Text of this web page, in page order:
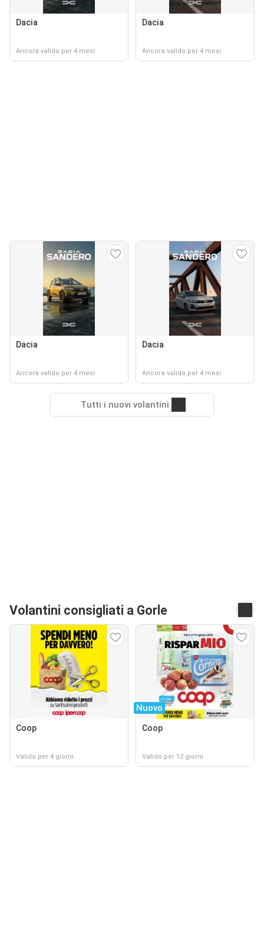
Dacia
Ancora valido per 4 mesi
Dacia
Ancora valido per 4 mesi
Dacia
Ancora valido per 4 mesi
Dacia
Ancora valido per 4 mesi
Tutti i nuovi volantini
Volantini consigliati a Gorle
Coop
Valido per 4 giorni
Nuovo
Coop
Valido per 12 giorni